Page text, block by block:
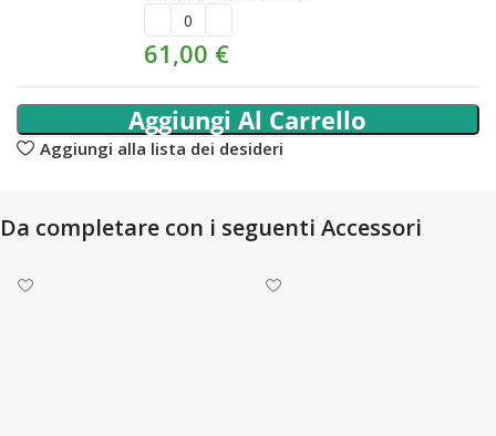
61,00 €
Aggiungi Al Carrello
Aggiungi alla lista dei desideri
Da completare con i seguenti Accessori